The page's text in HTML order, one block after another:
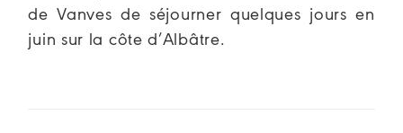
de Vanves de séjourner quelques jours en
juin sur la côte d’Albâtre.